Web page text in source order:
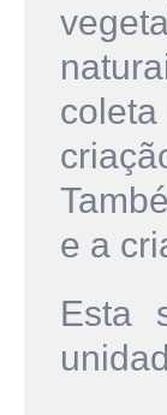
e a
Esta